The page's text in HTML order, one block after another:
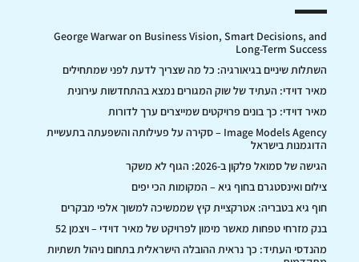
George Warwar on Business Vision, Smart Decisions, and
Long-Term Success
השתלות שיניים בגיאורגיה: כל מה שצריך לדעת לפני שמתחילים
מאיר דוידי: העתיד של שוק המגורים נמצא בהתחדשות עירונית
מאיר דוידי: כך בונים פרויקטים שמייצרים ערך לדורות
Image Models Agency – סקירה על פעילותה והשפעתה בתעשיית
הדוגמנות בישראל
הגישה של סמואל פלקון ב-2026: הגוף לא משקר
צילום ואינסטגרם בחוף גיא – המקומות הכי יפים
חוף גיא בטבריה: אטרקציית קיץ שממשיכה למשוך אלפי מבקרים
בנק מזרחי טפחות מאשר מימון לפרויקט של מאיר דוידי – ויצמן 52
מהנדסי העתיד: כך נראית ההובלה הישראלית בתחום ניהול תשתיות